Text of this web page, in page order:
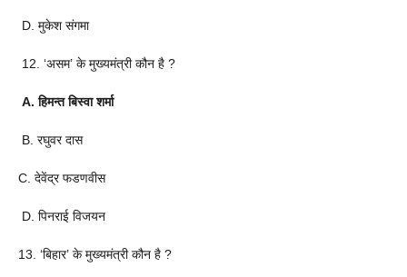
D. मुकेश संगमा
12. ‘असम’ के मुख्यमंत्री कौन है ?
A. हिमन्त बिस्वा शर्मा
B. रघुवर दास
C. देवेंद्र फडणवीस
D. पिनराई विजयन
13. ‘बिहार’ के मुख्यमंत्री कौन है ?